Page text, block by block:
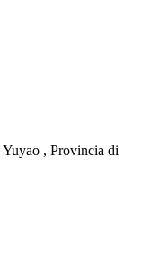
, Provincia di